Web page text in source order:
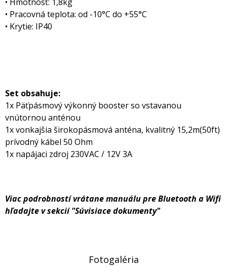
• Pracovná teplota: od -10°C do +55°C
• Krytie: IP40
Set obsahuje:
1x Päťpásmový výkonný booster so vstavanou
vnútornou anténou
1x vonkajšia širokopásmová anténa, kvalitný 15,2m(50ft)
prívodný kábel 50 Ohm
1x napájaci zdroj 230VAC / 12V 3A
Viac podrobností vrátane manuálu pre Bluetooth a Wifi
hľadajte v sekcií "Súvisiace dokumenty"
Fotogaléria